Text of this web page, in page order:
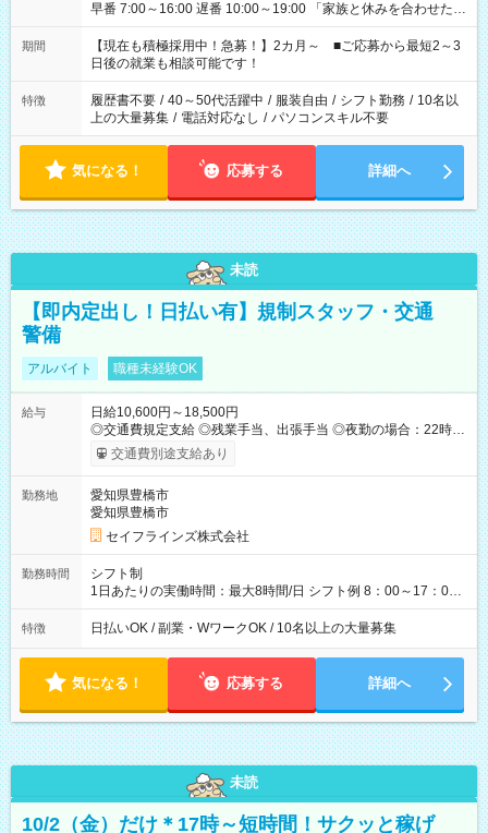
早番 7:00～16:00 遅番 10:00～19:00 「家族と休みを合わせた
い」 「余裕を持って夕飯の準備がしたい」 「できれば残業はし
たくない」 など、ご希望を教えてくださいね。 ※Wワーク希望
の方へ 今ご覧のお仕事で希望する勤務時間と、もう1つのお仕事
の勤務時間。 合計で週40時間を超える場合は応募できません。
期間
【現在も積極採用中！急募！】2カ月～ ■ご応募から最短2～3
日後の就業も相談可能です！
特徴 履歴書不要 / 40～50代活躍中 / 服装自由 / シフト勤務 / 10名以
上の大量募集 / 電話対応なし / パソコンスキル不要
気になる！ 応募する 詳細へ
未読
【即内定出し！日払い有】規制スタッフ・交通
警備
アルバイト 職種未経験OK
給与
日給10,600円～18,500円
◎交通費規定支給 ◎残業手当、出張手当 ◎夜勤の場合：22時～
翌5時は割増給与 ◎日払い・週払い可(希望者／条件有) ＜月収例
＞ 日給10,600円×22日稼働＝23.5万円/月 ◎自分のぺースで勤務
可能です☺ 【試用期間】試用期間あり 試用期間の長さ：3ヶ月
雇用形態、給与は本採用時と同じです。
交通費別途支給あり
勤務地
愛知県豊橋市
愛知県豊橋市
セイフラインズ株式会社
勤務時間
シフト制
1日あたりの実働時間：最大8時間/日 シフト例 8：00～17：00
21：00～6：00 ※現場によっては多少時間は前後します ▶残業
ほとんどなし！ ▶時間より早く終わることの方が多いと思いま
も日給は同額支給！ ▶ご希望の方は夜勤（21:00～6:00）のお仕
事も可能。
特徴 日払いOK / 副業・WワークOK / 10名以上の大量募集
気になる！ 応募する 詳細へ
未読
10/2（金）だけ＊17時～短時間！サクッと稼げ